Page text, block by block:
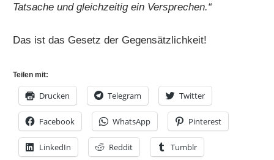
Tatsache und gleichzeitig ein Versprechen.“
Das ist das Gesetz der Gegensätzlichkeit!
Teilen mit:
Drucken Telegram Twitter
Facebook WhatsApp Pinterest
LinkedIn Reddit Tumblr